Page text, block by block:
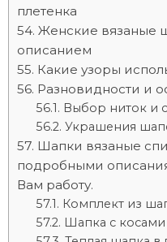
плетенка
Женские вязаные
описанием
Какие узоры
Разновидности и
Выбор ниток и
Украшения
Шапки вязаные
подробными
Вам работу.
Комплект из
Шапка с косами